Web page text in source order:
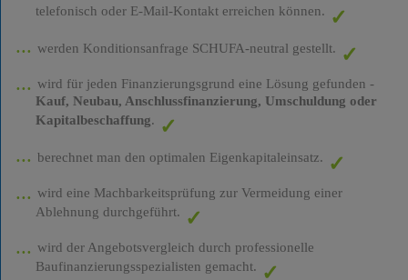
telefonisch oder E-Mail-Kontakt erreichen können.
werden Konditionsanfrage SCHUFA-neutral gestellt.
wird für jeden Finanzierungsgrund eine Lösung gefunden -
Kauf, Neubau, Anschlussfinanzierung, Umschuldung oder
Kapitalbeschaffung.
berechnet man den optimalen Eigenkapitaleinsatz.
wird eine Machbarkeitsprüfung zur Vermeidung einer
Ablehnung durchgeführt.
wird der Angebotsvergleich durch professionelle
Baufinanzierungsspezialisten gemacht.